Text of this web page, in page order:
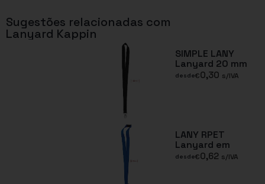
Sugestões relacionadas com
Lanyard Kappin
SIMPLE LANY
Lanyard 20 mm
desde€0,30 s/IVA
LANY RPET
Lanyard em
desde€0,62 s/IVA